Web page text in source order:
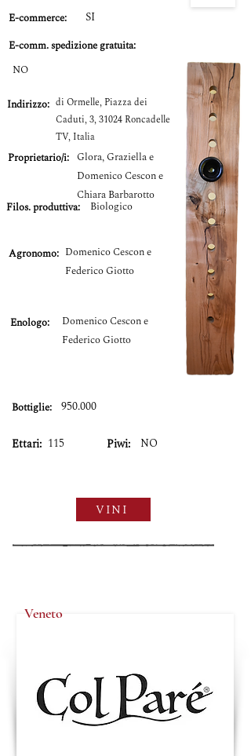
E-commerce:
SI
E-comm.spedizione gratuita:
NO
Glora, Graziella e
Domenico Cescon e
Chiara Barbarotto
Proprietario/i:
Indirizzo: di Ormelle, Piazza dei
Caduti, 3, 31024 Roncadelle
TV, Italia
Filos. produttiva: Biologico
Agronomo: Domenico Cescon e
Federico Giotto
Enologo:
Domenico Cescon e
Federico Giotto
Bottiglie: 950.000
Ettari: 115 Piwi: NO
VINI
Veneto